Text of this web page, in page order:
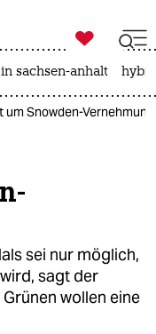

taz zahl ich
sachsen-anhalt
Snowden-Vernehmung
sei nur möglich,
sagt der
wollen eine